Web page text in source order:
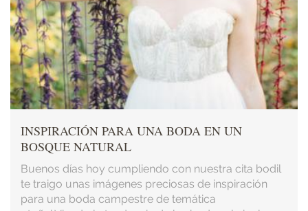
INSPIRACIÓN PARA UNA BODA EN UN
BOSQUE NATURAL
Buenos días hoy cumpliendo con nuestra cita bodil
te traigo unas imágenes preciosas de inspiración
para una boda campestre de temática